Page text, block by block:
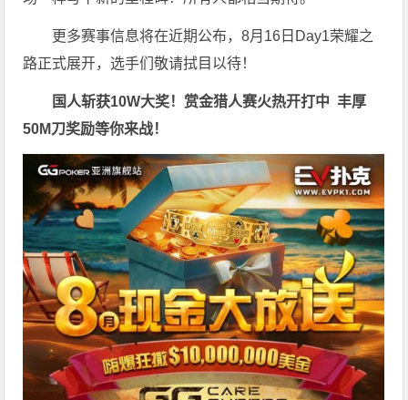
更多赛事信息将在近期公布，8月16日Day1荣耀之
路正式展开，选手们敬请拭目以待！
国人斩获10W大奖！ 赏金猎人赛火热开打中 丰厚
50M刀奖励等你来战！